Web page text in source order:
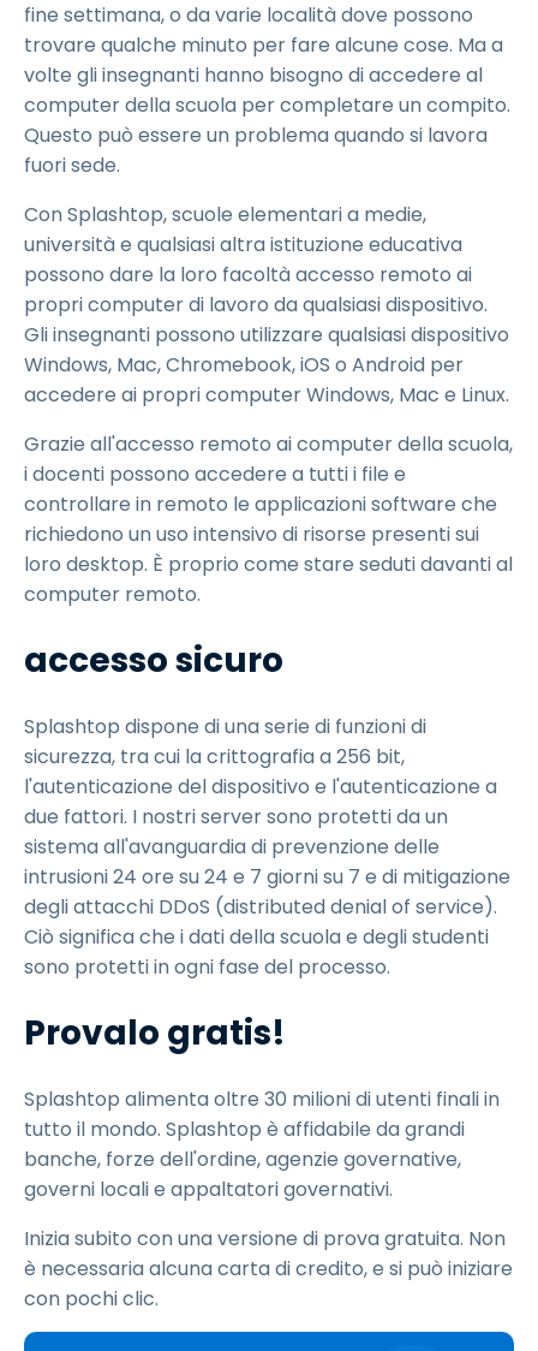
fine settimana, o da varie località dove possono
trovare qualche minuto per fare alcune cose. Ma a
volte gli insegnanti hanno bisogno di accedere al
computer della scuola per completare un compito.
Questo può essere un problema quando si lavora
fuori sede.
Con Splashtop, scuole elementari a medie,
università e qualsiasi altra istituzione educativa
possono dare la loro facoltà accesso remoto ai
propri computer di lavoro da qualsiasi dispositivo.
Gli insegnanti possono utilizzare qualsiasi dispositivo
Windows, Mac, Chromebook, iOS o Android per
accedere ai propri computer Windows, Mac e Linux.
Grazie all'accesso remoto ai computer della scuola,
i docenti possono accedere a tutti i file e
controllare in remoto le applicazioni software che
richiedono un uso intensivo di risorse presenti sui
loro desktop. È proprio come stare seduti davanti al
computer remoto.
accesso sicuro
Splashtop dispone di una serie di funzioni di
sicurezza, tra cui la crittografia a 256 bit,
l'autenticazione del dispositivo e l'autenticazione a
due fattori. I nostri server sono protetti da un
sistema all'avanguardia di prevenzione delle
intrusioni 24 ore su 24 e 7 giorni su 7 e di mitigazione
degli attacchi DDoS (distributed denial of service).
Ciò significa che i dati della scuola e degli studenti
sono protetti in ogni fase del processo.
Provalo gratis!
Splashtop alimenta oltre 30 milioni di utenti finali in
tutto il mondo. Splashtop è affidabile da grandi
banche, forze dell'ordine, agenzie governative,
governi locali e appaltatori governativi.
Inizia subito con una versione di prova gratuita. Non
è necessaria alcuna carta di credito, e si può iniziare
con pochi clic.